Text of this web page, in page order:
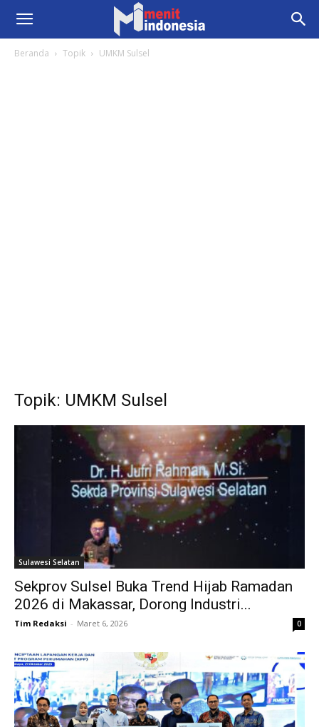
Beranda Topik UMKM Sulsel
Topik: UMKM Sulsel
Sulawesi Selatan
Sekprov Sulsel Buka Trend Hijab Ramadan
2026 di Makassar, Dorong Industri...
Tim Redaksi - Maret 6, 2026 0